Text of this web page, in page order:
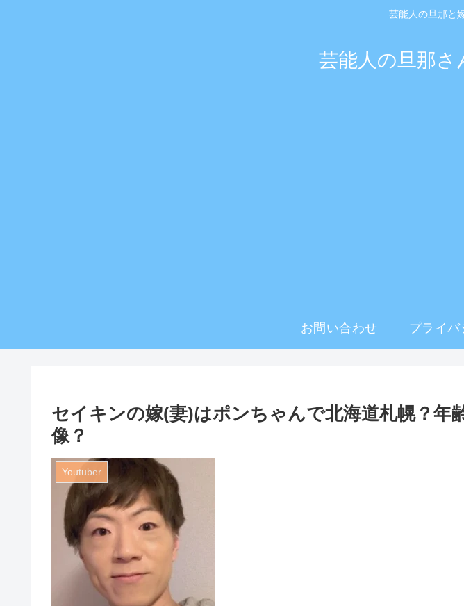
芸能人の旦那と
芸能人の旦那さ
お問い合わせ プライバ
セイキンの嫁(妻)はポンちゃんで北海道札幌？年
像？
Youtuber